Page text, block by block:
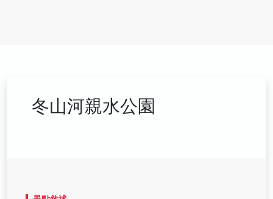
冬山河親水公園